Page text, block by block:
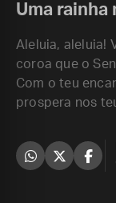
Uma
Aleluia, aleluia!
coroa que o
Com o teu
prospera nos